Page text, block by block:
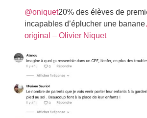
@oniquet20% des élèves de
incapables d’éplucher une banane
original – Olivier Niquet